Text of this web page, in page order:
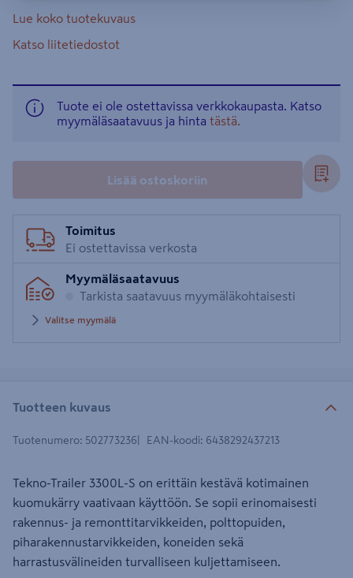
Lue koko tuotekuvaus
Katso liitetiedostot
Tuote ei ole ostettavissa verkkokaupasta. Katso
myymäläsaatavuus ja hinta tästä.
Lisää ostoskoriin
Toimitus
Ei ostettavissa verkosta
Myymäläsaatavuus
Tarkista saatavuus myymäläkohtaisesti
Valitse myymälä
Tuotteen kuvaus
Tuotenumero: 502773236 EAN-koodi: 6438292437213
Tekno-Trailer 3300L-S on erittäin kestävä kotimainen
kuomukärry vaativaan käyttöön. Se sopii erinomaisesti
rakennus- ja remonttitarvikkeiden, polttopuiden,
piharakennustarvikkeiden, koneiden sekä
harrastusvälineiden turvalliseen kuljettamiseen.